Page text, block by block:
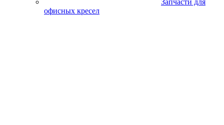
Запчасти для
офисных кресел